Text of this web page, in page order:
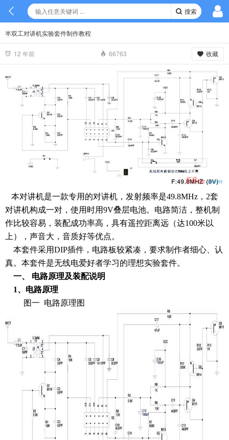
搜索
半双工对讲机实验套件制作教程
12 年前 66763 收藏
本对讲机是一款专用的对讲机，发射频率是49.8MHz，2套
对讲机构成一对，使用时用9V叠层电池。电路简洁，整机制
作比较容易，装配成功率高，具有遥控距离远（达100米以
上），声音大，音质好等优点。
本套件采用DIP插件，电路板较紧凑，要求制作者细心、认
真。本套件是无线电爱好者学习的理想实验套件。
一、 电路原理及装配说明
1、电路原理
图一 电路原理图